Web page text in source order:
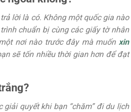
lời là có. Không một quốc gia nào
chuẩn bị cùng các giấy tờ nhân
nơi nào trước đây mà muốn xin
sẽ tốn nhiều thời gian hơn để đạt
quyết khi bạn “chăm” đi du lịch